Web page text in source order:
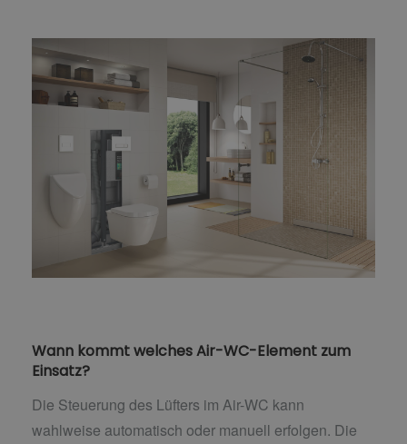
Wann kommt welches Air-WC-Element zum
Einsatz?
Die Steuerung des Lüfters im Air-WC kann
wahlweise automatisch oder manuell erfolgen. Die